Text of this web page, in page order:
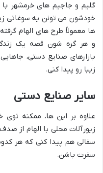
گلیم و جاجیم های خرمشهر
خودشون می تونن یه سوغاتی
ها معمولاً طرح های الهام
و هر گره شون قصه یک
بازارهای صنایع دستی،
زیبا رو پیدا کنی.
سایر صنایع دستی
علاوه بر این ها، ممکنه
زیورآلات محلی با الهام از
سفالی هم پیدا کنی که هر
سفرت باشن.